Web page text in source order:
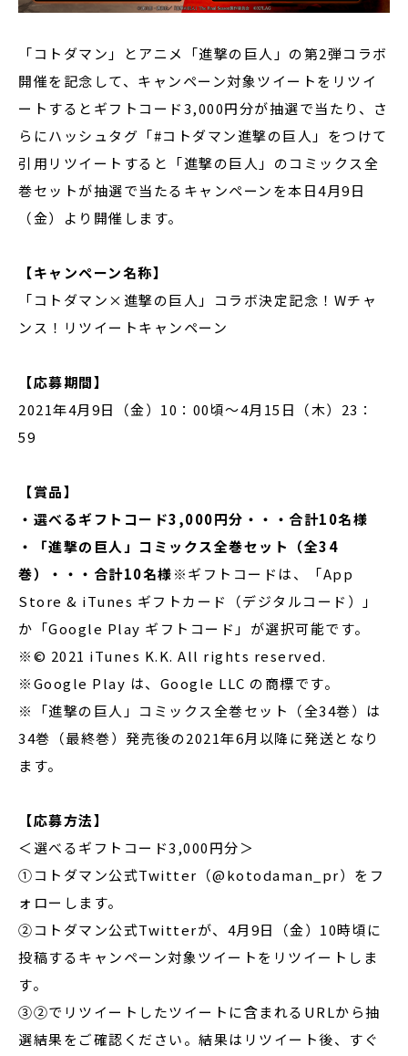
「コトダマン」とアニメ「進撃の巨人」の第2弾コラボ
開催を記念して、キャンペーン対象ツイートをリツイ
ートするとギフトコード3,000円分が抽選で当たり、さ
らにハッシュタグ「#コトダマン進撃の巨人」をつけて
引用リツイートすると「進撃の巨人」のコミックス全
巻セットが抽選で当たるキャンペーンを本日4月9日
（金）より開催します。
【キャンペーン名称】
「コトダマン×進撃の巨人」コラボ決定記念！Wチャ
ンス！リツイートキャンペーン
【応募期間】
2021年4月9日（金）10：00頃〜4月15日（木）23：
59
【賞品】
・選べるギフトコード3,000円分・・・合計10名様
・「進撃の巨人」コミックス全巻セット（全34
巻）・・・合計10名様※ギフトコードは、「App
Store & iTunes ギフトカード（デジタルコード）」
か「Google Play ギフトコード」が選択可能です。
※© 2021 iTunes K.K. All rights reserved.
※Google Play は、Google LLC の商標です。
※「進撃の巨人」コミックス全巻セット（全34巻）は
34巻（最終巻）発売後の2021年6月以降に発送となり
ます。
【応募方法】
＜選べるギフトコード3,000円分＞
①コトダマン公式Twitter（@kotodaman_pr）をフ
ォローします。
②コトダマン公式Twitterが、4月9日（金）10時頃に
投稿するキャンペーン対象ツイートをリツイートしま
す。
③②でリツイートしたツイートに含まれるURLから抽
選結果をご確認ください。結果はリツイート後、すぐ